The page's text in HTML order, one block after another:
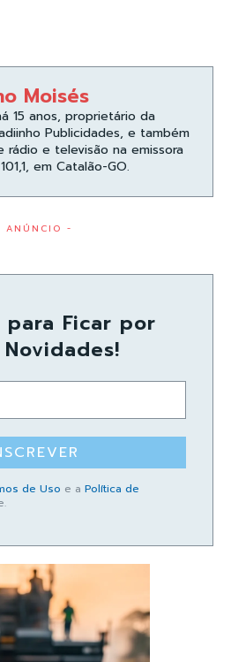
Moisés
15 anos, proprietário da
Publicidades, e também
rádio e televisão na emissora
em Catalão-GO.
ANÚNCIO -
para Ficar por
de Uso e a Política de